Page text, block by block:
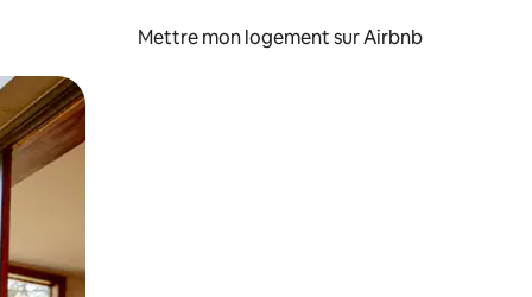
Mettre mon logement sur Airbnb